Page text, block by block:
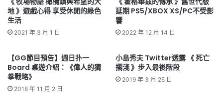
地 》遊戲心得 享受休閒的綠色
生活
2021 年 3 月 1 日
延期 PS5/XBOX XS/PC不受影
響
2022 年 12 月 14 日
【GG節目預告】週日扑一
Board 桌遊介紹：《偉人的猜
拳戰略》
2018 年 11 月 2 日
小島秀夫 Twitter透露 《 死亡
擱淺 》步入最後階段
2019 年 3 月 25 日